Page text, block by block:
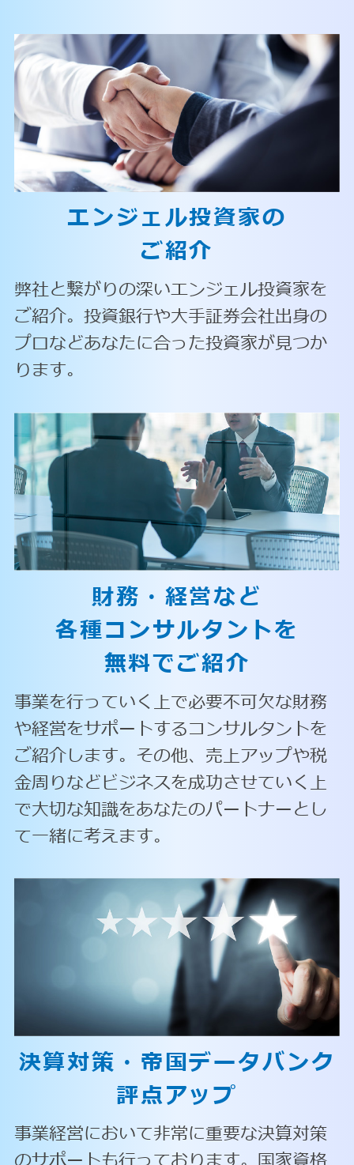
エンジェル投資家の
ご紹介
弊社と繋がりの深いエンジェル投資家を
ご紹介。投資銀行や大手証券会社出身の
プロなどあなたに合った投資家が見つか
ります。
財務・経営など
各種コンサルタントを
無料でご紹介
事業を行っていく上で必要不可欠な財務
や経営をサポートするコンサルタントを
ご紹介します。その他、売上アップや税
金周りなどビジネスを成功させていく上
で大切な知識をあなたのパートナーとし
て一緒に考えます。
決算対策・ 帝国データバンク
評点アップ
事業経営において非常に重要な決算対策